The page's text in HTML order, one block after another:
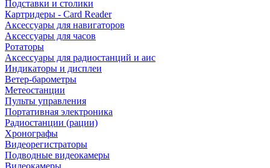
Подставки и столики
Картридеры - Card Reader
Аксессуары для навигаторов
Аксессуары для часов
Ротаторы
Аксессуары для радиостанций и аис
Индикаторы и дисплеи
Ветер-барометры
Метеостанции
Пульты управления
Портативная электроника
Радиостанции (рации)
Хронографы
Видеорегистраторы
Подводные видеокамеры
Видеокамеры